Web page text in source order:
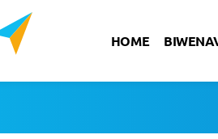
HOME